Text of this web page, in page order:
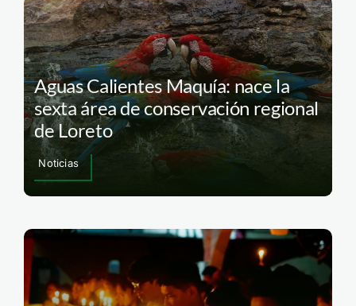
Aguas Calientes Maquía: nace la
sexta área de conservación regional
de Loreto
Noticias